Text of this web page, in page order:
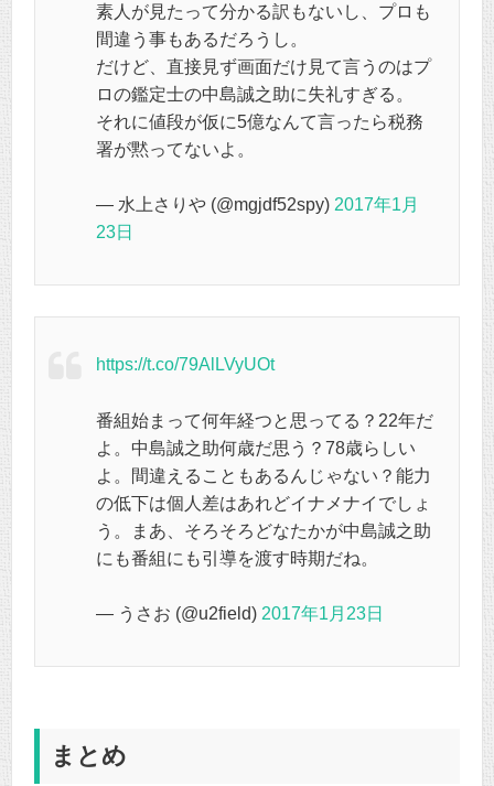
素人が見たって分かる訳もないし、プロも
間違う事もあるだろうし。
だけど、直接見ず画面だけ見て言うのはプ
ロの鑑定士の中島誠之助に失礼すぎる。
それに値段が仮に5億なんて言ったら税務
署が黙ってないよ。
— 水上さりや (@mgjdf52spy) 2017年1月
23日
https://t.co/79AlLVyUOt
番組始まって何年経つと思ってる？22年だ
よ。中島誠之助何歳だ思う？78歳らしい
よ。間違えることもあるんじゃない？能力
の低下は個人差はあれどイナメナイでしょ
う。まあ、そろそろどなたかが中島誠之助
にも番組にも引導を渡す時期だね。
— うさお (@u2field) 2017年1月23日
まとめ